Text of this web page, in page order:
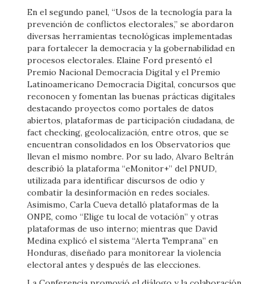
En el segundo panel, “Usos de la tecnología para la
prevención de conflictos electorales,” se abordaron
diversas herramientas tecnológicas implementadas
para fortalecer la democracia y la gobernabilidad en
procesos electorales. Elaine Ford presentó el
Premio Nacional Democracia Digital y el Premio
Latinoamericano Democracia Digital, concursos que
reconocen y fomentan las buenas prácticas digitales
destacando proyectos como portales de datos
abiertos, plataformas de participación ciudadana, de
fact checking, geolocalización, entre otros, que se
encuentran consolidados en los Observatorios que
llevan el mismo nombre. Por su lado, Alvaro Beltrán
describió la plataforma “eMonitor+” del PNUD,
utilizada para identificar discursos de odio y
combatir la desinformación en redes sociales.
Asimismo, Carla Cueva detalló plataformas de la
ONPE, como “Elige tu local de votación” y otras
plataformas de uso interno; mientras que David
Medina explicó el sistema “Alerta Temprana” en
Honduras, diseñado para monitorear la violencia
electoral antes y después de las elecciones.